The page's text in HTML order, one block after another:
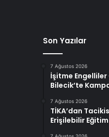
Son Yazılar
7 Ağustos 2026
İşitme Engelliler
Bilecik’te
7 Ağustos 2026
TİKA’dan
Erişilebilir